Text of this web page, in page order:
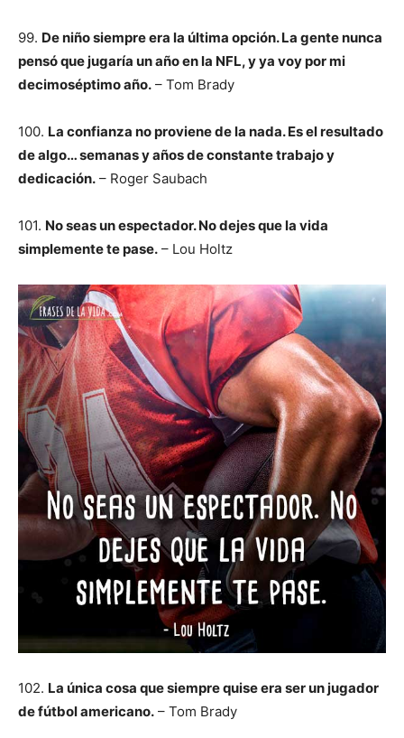
99. De niño siempre era la última opción. La gente nunca
pensó que jugaría un año en la NFL, y ya voy por mi
decimoséptimo año. – Tom Brady
100. La confianza no proviene de la nada. Es el resultado
de algo… semanas y años de constante trabajo y
dedicación. – Roger Saubach
101. No seas un espectador. No dejes que la vida
simplemente te pase. – Lou Holtz
102. La única cosa que siempre quise era ser un jugador
de fútbol americano. – Tom Brady